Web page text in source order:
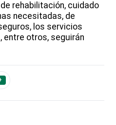
rehabilitación, cuidado
necesitadas, de
los servicios
entre otros, seguirán